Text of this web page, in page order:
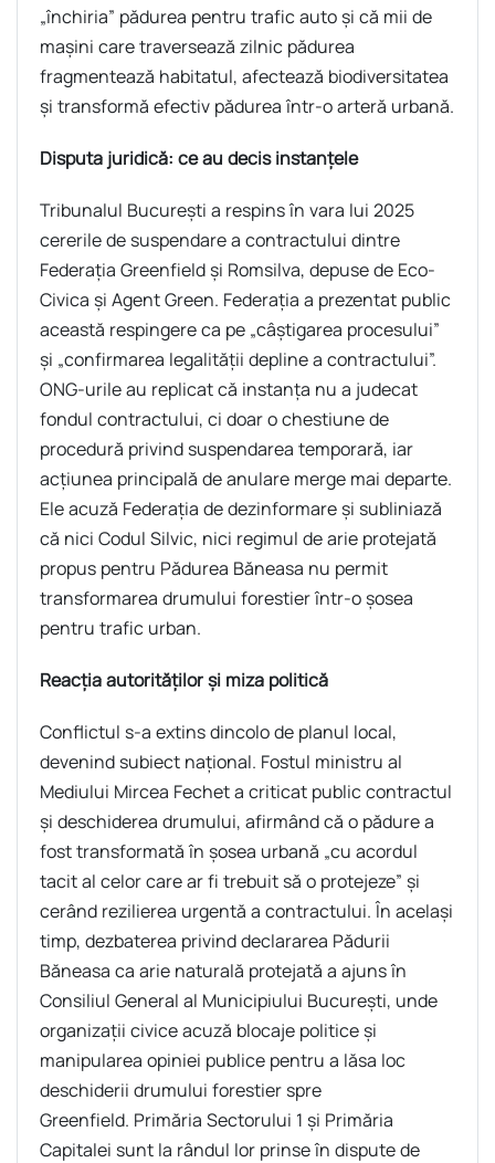
„închiria” pădurea pentru trafic auto și că mii de
mașini care traversează zilnic pădurea
fragmentează habitatul, afectează biodiversitatea
și transformă efectiv pădurea într-o arteră urbană.
Disputa juridică: ce au decis instanțele
Tribunalul București a respins în vara lui 2025
cererile de suspendare a contractului dintre
Federația Greenfield și Romsilva, depuse de Eco-
Civica și Agent Green. Federația a prezentat public
această respingere ca pe „câștigarea procesului”
și „confirmarea legalității depline a contractului”.
ONG-urile au replicat că instanța nu a judecat
fondul contractului, ci doar o chestiune de
procedură privind suspendarea temporară, iar
acțiunea principală de anulare merge mai departe.
Ele acuză Federația de dezinformare și subliniază
că nici Codul Silvic, nici regimul de arie protejată
propus pentru Pădurea Băneasa nu permit
transformarea drumului forestier într-o șosea
pentru trafic urban.
Reacția autorităților și miza politică
Conflictul s-a extins dincolo de planul local,
devenind subiect național. Fostul ministru al
Mediului Mircea Fechet a criticat public contractul
și deschiderea drumului, afirmând că o pădure a
fost transformată în șosea urbană „cu acordul
tacit al celor care ar fi trebuit să o protejeze” și
cerând rezilierea urgentă a contractului. În același
timp, dezbaterea privind declararea Pădurii
Băneasa ca arie naturală protejată a ajuns în
Consiliul General al Municipiului București, unde
organizații civice acuză blocaje politice și
manipularea opiniei publice pentru a lăsa loc
deschiderii drumului forestier spre
Greenfield. Primăria Sectorului 1 și Primăria
Capitalei sunt la rândul lor prinse în dispute de